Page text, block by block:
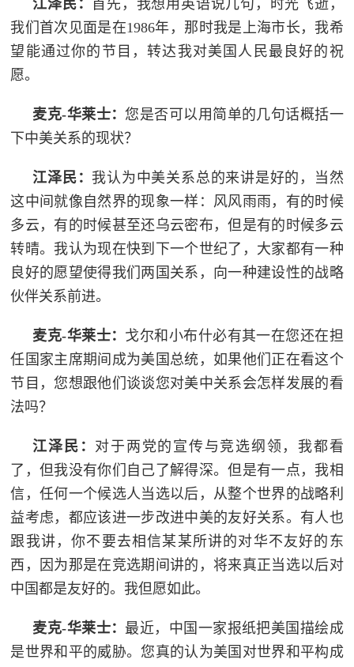
防
规
法
规
国
防
知
识
国
识
全
国
防
国
防
弟
兵
子
弟
兵
国
防
国
防
江泽民： 首先，我想用英语说几句，时光飞逝，
我们首次见面是在1986年，那时我是上海市长，我希
望能通过你的节目，转达我对美国人民最良好的祝
愿。
麦克-华莱士：您是否可以用简单的几句话概括一
下中美关系的现状？
江泽民： 我认为中美关系总的来讲是好的，当然
这中间就像自然界的现象一样：风风雨雨，有的时候
多云，有的时候甚至还乌云密布，但是有的时候多云
转晴。我认为现在快到下一个世纪了，大家都有一种
良好的愿望使得我们两国关系，向一种建设性的战略
伙伴关系前进。
麦克-华莱士： 戈尔和小布什必有其一在您还在担
任国家主席期间成为美国总统，如果他们正在看这个
节目，您想跟他们谈谈您对美中关系会怎样发展的看
法吗？
江泽民： 对于两党的宣传与竞选纲领，我都看
了，但我没有你们自己了解得深。但是有一点，我相
信，任何一个候选人当选以后，从整个世界的战略利
益考虑，都应该进一步改进中美的友好关系。有人也
跟我讲，你不要去相信某某所讲的对华不友好的东
西，因为那是在竞选期间讲的，将来真正当选以后对
中国都是友好的。我但愿如此。
麦克-华莱士：最近，中国一家报纸把美国描绘成
是世界和平的威胁。您真的认为美国对世界和平构成